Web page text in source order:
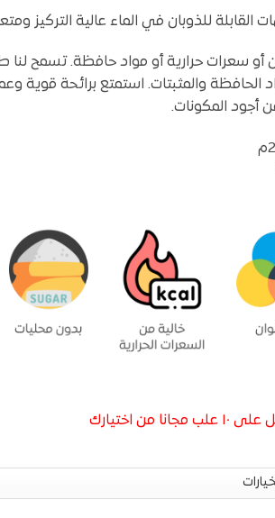
للذوبان في الماء عالية التركيز
سعرات حرارية أو مواد حافظة. تسمح لنا
الحافظة والمثبتات. استمتع برائحة قوية
أجود المكونات.